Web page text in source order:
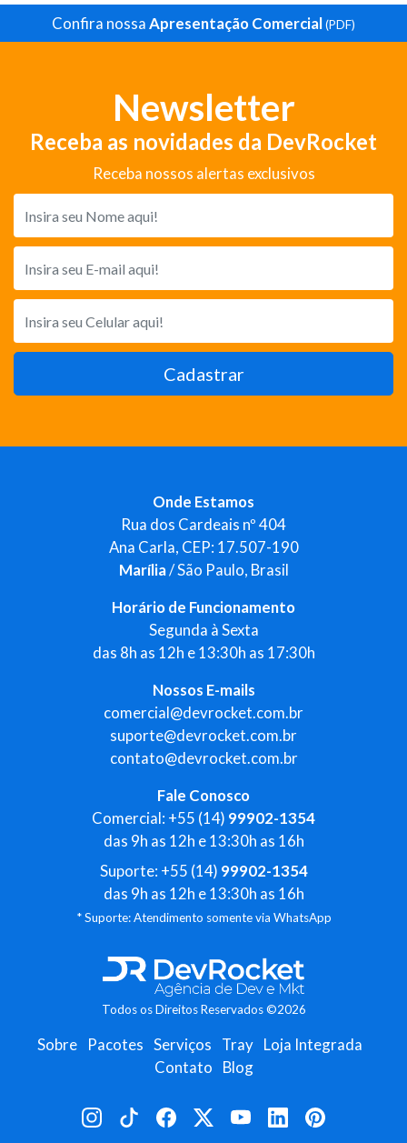
Confira nossaApresentação Comercial(PDF)
Newsletter
Receba as novidades da DevRocket
Receba nossos alertas exclusivos
Cadastrar
Onde Estamos
Rua dos Cardeais nº 404
Ana Carla, CEP: 17.507-190
Marília/ São Paulo, Brasil
Horário de Funcionamento
Segunda à Sexta
das 8h as 12h e 13:30h as 17:30h
Nossos E-mails
comercial@devrocket.com.br
suporte@devrocket.com.br
contato@devrocket.com.br
Fale Conosco
Comercial: +55 (14) 99902-1354
das 9h as 12h e 13:30h as 16h
Suporte: +55 (14) 99902-1354
das 9h as 12h e 13:30h as 16h
* Suporte: Atendimento somente via WhatsApp
Todos os Direitos Reservados ©2026
Sobre Pacotes Serviços Tray Loja Integrada
Contato
Blog